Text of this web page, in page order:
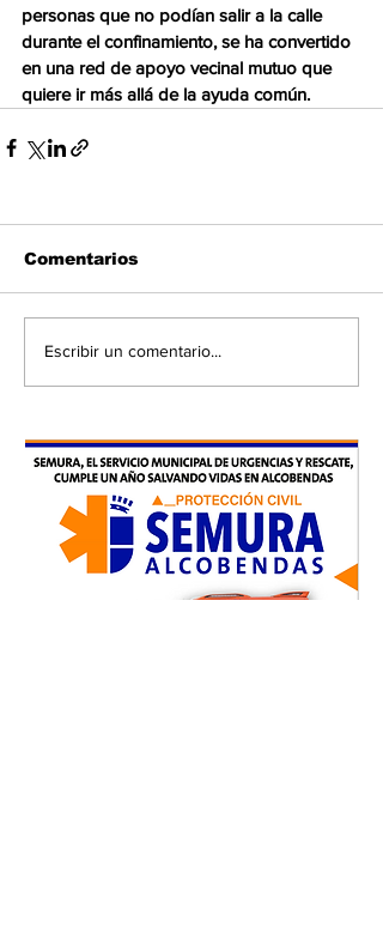
personas que no podían salir a la calle
durante el confinamiento, se ha convertido
en una red de apoyo vecinal mutuo que
quiere ir más allá de la ayuda común.
Comentarios
Escribir un comentario...